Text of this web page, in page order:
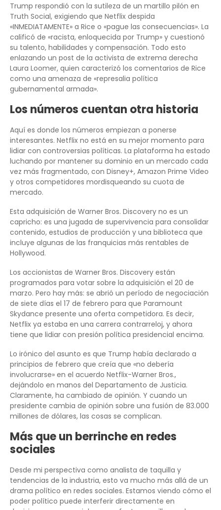
Trump respondió con la sutileza de un martillo pilón en
Truth Social, exigiendo que Netflix despida
«INMEDIATAMENTE» a Rice o «pague las consecuencias». La
calificó de «racista, enloquecida por Trump» y cuestionó
su talento, habilidades y compensación. Todo esto
enlazando un post de la activista de extrema derecha
Laura Loomer, quien caracterizó los comentarios de Rice
como una amenaza de «represalia política
gubernamental armada».
Los números cuentan otra historia
Aquí es donde los números empiezan a ponerse
interesantes. Netflix no está en su mejor momento para
lidiar con controversias políticas. La plataforma ha estado
luchando por mantener su dominio en un mercado cada
vez más fragmentado, con Disney+, Amazon Prime Video
y otros competidores mordisqueando su cuota de
mercado.
Esta adquisición de Warner Bros. Discovery no es un
capricho: es una jugada de supervivencia para consolidar
contenido, estudios de producción y una biblioteca que
incluye algunas de las franquicias más rentables de
Hollywood.
Los accionistas de Warner Bros. Discovery están
programados para votar sobre la adquisición el 20 de
marzo. Pero hay más: se abrió un período de negociación
de siete días el 17 de febrero para que Paramount
Skydance presente una oferta competidora. Es decir,
Netflix ya estaba en una carrera contrarreloj, y ahora
tiene que lidiar con presión política presidencial encima.
Lo irónico del asunto es que Trump había declarado a
principios de febrero que creía que «no debería
involucrarse» en el acuerdo Netflix-Warner Bros.,
dejándolo en manos del Departamento de Justicia.
Claramente, ha cambiado de opinión. Y cuando un
presidente cambia de opinión sobre una fusión de 83.000
millones de dólares, las cosas se complican.
Más que un berrinche en redes
sociales
Desde mi perspectiva como analista de taquilla y
tendencias de la industria, esto va mucho más allá de un
drama político en redes sociales. Estamos viendo cómo el
poder político puede interferir directamente en